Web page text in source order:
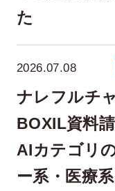
た
2026.07.08
ナレフルチ
BOXIL資料
AIカテゴリ
ー系・医療